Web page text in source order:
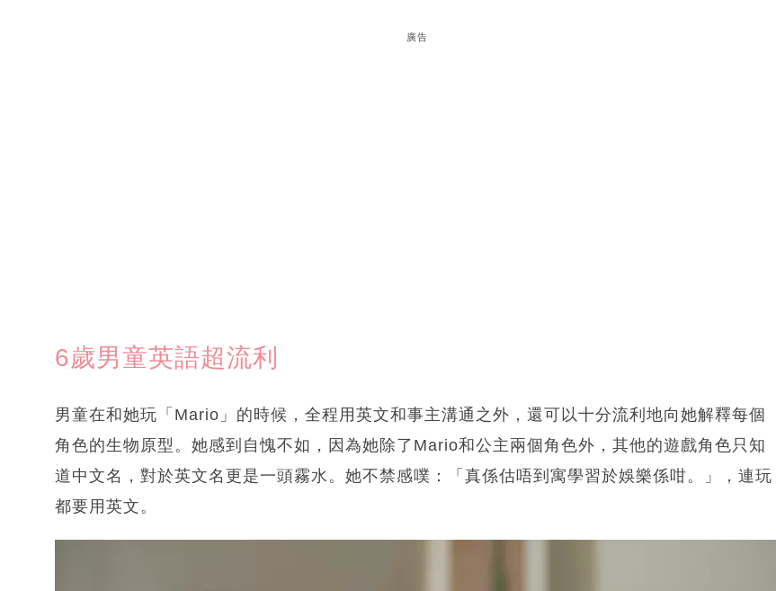
廣告
6歲男童英語超流利
男童在和她玩「Mario」的時候，全程用英文和事主溝通之外，還可以十分流利地向她解釋每個
角色的生物原型。她感到自愧不如，因為她除了Mario和公主兩個角色外，其他的遊戲角色只知
道中文名，對於英文名更是一頭霧水。她不禁感噗：「真係估唔到寓學習於娛樂係咁。」，連玩
都要用英文。